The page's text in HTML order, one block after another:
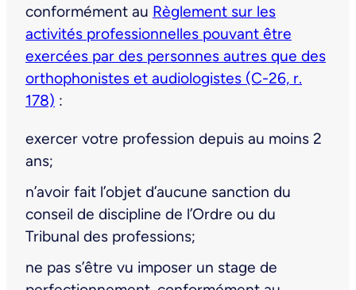
conformément au Règlement sur les
activités professionnelles pouvant être
exercées par des personnes autres que des
orthophonistes et audiologistes (C-26, r.
178) :
exercer votre profession depuis au moins 2
ans;
n’avoir fait l’objet d’aucune sanction du
conseil de discipline de l’Ordre ou du
Tribunal des professions;
ne pas s’être vu imposer un stage de